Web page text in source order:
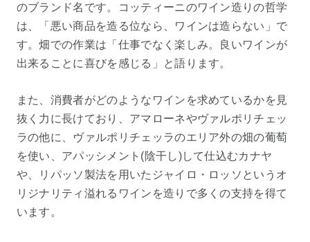
のブランド名です。コッティーニのワイン造りの哲学
は、「悪い商品を造る位なら、ワインは造らない」で
す。畑での作業は「仕事でなく楽しみ。良いワインが
出来ることに喜びを感じる」と語ります。
また、消費者がどのようなワインを求めているかを見
抜く力に長けており、アマローネやヴァルポリチェッ
ラの他に、ヴァルポリチェッラのエリア外の畑の葡萄
を使い、アパッシメント(陰干し)して仕込むカナヤ
や、リパッソ製法を用いたジャイロ・ロッソというオ
リジナリティ溢れるワインを造りで多くの支持を得て
います。